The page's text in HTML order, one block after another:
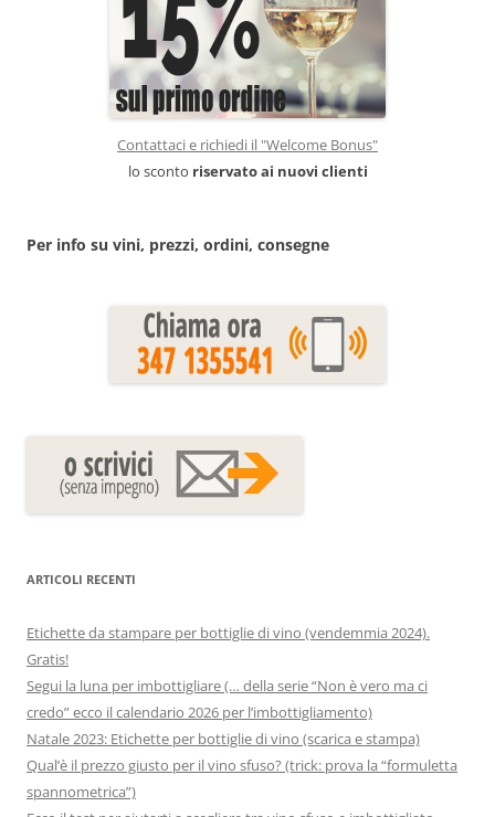
Contattaci e richiedi il "Welcome Bonus"
lo sconto riservato ai nuovi clienti
Per info su vini, prezzi, ordini, consegne
ARTICOLI RECENTI
Etichette da stampare per bottiglie di vino (vendemmia 2024).
Gratis!
Segui la luna per imbottigliare (… della serie “Non è vero ma ci
credo” ecco il calendario 2026 per l’imbottigliamento)
Natale 2023: Etichette per bottiglie di vino (scarica e stampa)
Qual’è il prezzo giusto per il vino sfuso? (trick: prova la “formuletta
spannometrica”)